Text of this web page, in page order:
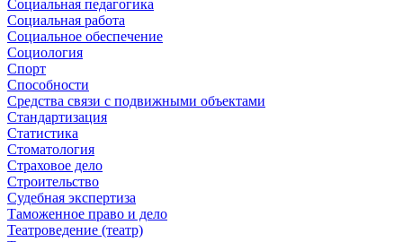
Социальная педагогика
Социальная работа
Социальное обеспечение
Социология
Спорт
Способности
Средства связи с подвижными объектами
Стандартизация
Статистика
Стоматология
Страховое дело
Строительство
Судебная экспертиза
Таможенное право и дело
Театроведение (театр)